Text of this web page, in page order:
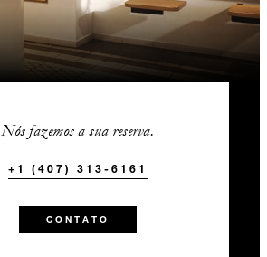
Nós fazemos a sua reserva.
+1 (407) 313-6161
CONTATO